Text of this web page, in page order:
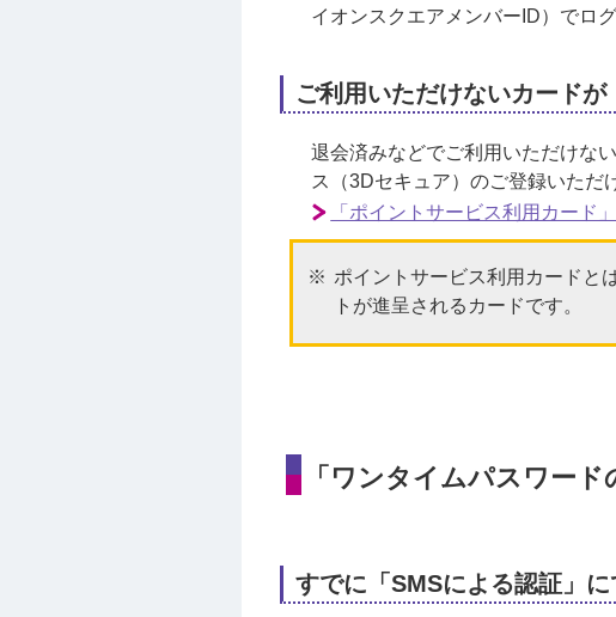
イオンスクエアメンバーID）でロ
ご利用いただけないカード
退会済みなどでご利用いただけな
ス（3Dセキュア）のご登録いただ
「ポイントサービス利用カード
ポイントサービス利用カードと
トが進呈されるカードです。
「ワンタイムパスワー
すでに「SMSによる認証」